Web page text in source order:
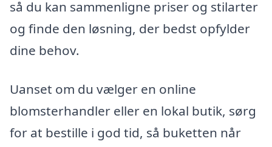
så du kan sammenligne priser og stilarter
og finde den løsning, der bedst opfylder
dine behov.
Uanset om du vælger en online
blomsterhandler eller en lokal butik, sørg
for at bestille i god tid, så buketten når